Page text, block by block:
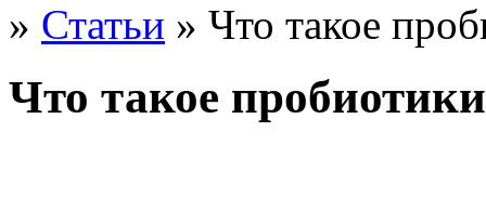
» Статьи » Что такое
Что такое